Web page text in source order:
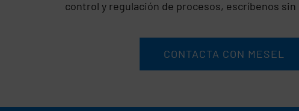
control y regulación de procesos, escríbenos
CONTACTA CON MESEL